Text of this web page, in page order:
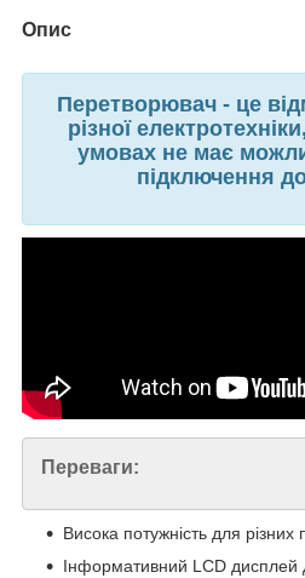
Опис
Перетворювач - це
різної
умовах не має
підключення
Переваги:
Висока потужність для різних
Інформативний LCD дисплей